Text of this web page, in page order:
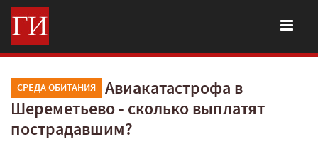
СРЕДА ОБИТАНИЯ
Авиакатастрофа в
Шереметьево - сколько выплатят
пострадавшим?